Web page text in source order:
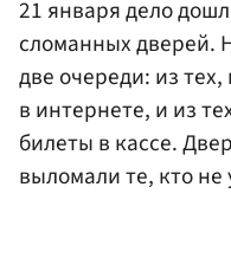
21 января дело
сломанных дверей.
две очереди: из
в интернете, и из
билеты в кассе.
выломали те, кто не